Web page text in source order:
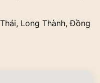
Long Thành, Đồng